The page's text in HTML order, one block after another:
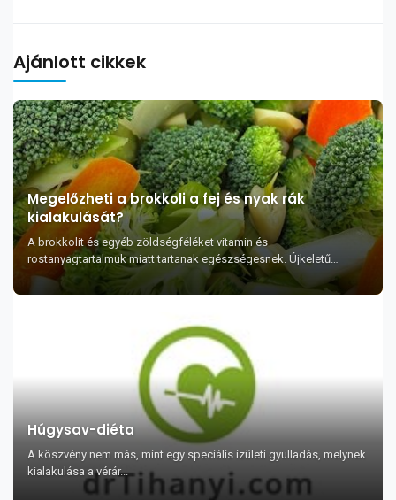
Ajánlott cikkek
Megelőzheti a brokkoli a fej és nyak rák
kialakulását?
A brokkolit és egyéb zöldségféléket vitamin és
rostanyagtartalmuk miatt tartanak egészségesnek. Újkeletű
kutatások szerint azonban a brokkolicsíra kivonat véde...
Húgysav-diéta
A köszvény nem más, mint egy speciális ízületi gyulladás, melynek
kialakulása a vérár...